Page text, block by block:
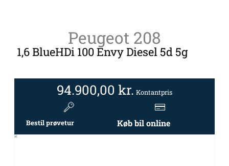
Peugeot 208
1,6 BlueHDi 100 Envy Diesel 5d 5g
94.900,00 kr. Kontantpris
Bestil prøvetur Køb bil online